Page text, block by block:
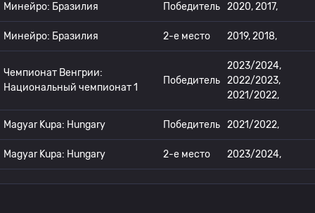
Минейро: Бразилия Победитель 2020, 2017,
Минейро: Бразилия 2-е место 2019, 2018,
Чемпионат Венгрии:
Национальный чемпионат 1
Победитель
2023/2024,
2022/2023,
2021/2022,
Magyar Kupa: Hungary Победитель 2021/2022,
Magyar Kupa: Hungary 2-е место 2023/2024,